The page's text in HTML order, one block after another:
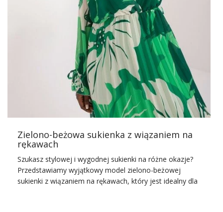
stylu każdej jesiennej i zimowej stylizacji. Właśnie teraz
hurtownie swetrów
odkrywa przed Wami szeroki
wybór modnych swetrów damskich, które doskonale
asortyment Damskie swetery to ubranie, za
którym zaczynamy rozglądać się co roku, kiedy
przychodzą chłodniejsze dni. Swetery często ratują z nas
opresji, które dobrze zna każda kobieta. Nie ma bowiem
bardziej przytulnego rozwiązania od wskoczenia w swój
i wygodne jeansy. Jeśli za oknem jest już
Zielono-beżowa sukienka z wiązaniem na
rękawach
Szukasz stylowej i wygodnej sukienki na różne okazje?
Przedstawiamy wyjątkowy model zielono-beżowej
sukienki z wiązaniem na rękawach, który jest idealny dla